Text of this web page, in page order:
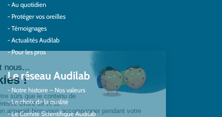
Au quotidien
Protéger vos oreilles
Témoignages
Actualités Audilab
Pour les pros
Le réseau Audilab
Notre histoire – Nos valeurs
Le choix de la qualité
Le Comité Scientifique Audilab